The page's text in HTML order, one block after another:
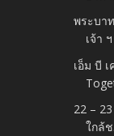
พระบา
เจ้า
เอ็ม บี
22 –
ใกล้ช